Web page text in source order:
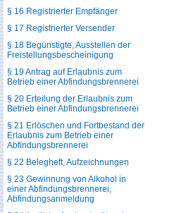
§ 16 Registrierter Empfänger
§ 17 Registrierter Versender
§ 18 Begünstigte, Ausstellen der
Freistellungsbescheinigung
§ 19 Antrag auf Erlaubnis zum
Betrieb einer Abfindungsbrennerei
§ 20 Erteilung der Erlaubnis zum
Betrieb einer Abfindungsbrennerei
§ 21 Erlöschen und Fortbestand der
Erlaubnis zum Betrieb einer
Abfindungsbrennerei
§ 22 Belegheft, Aufzeichnungen
§ 23 Gewinnung von Alkohol in
einer Abfindungsbrennerei,
Abfindungsanmeldung